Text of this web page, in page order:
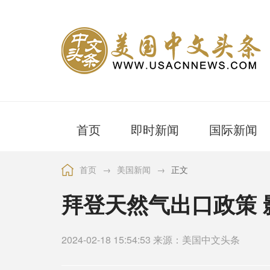
首页 即时新闻 国际新闻
首页 → 美国新闻 → 正文
拜登天然气出口政策
2024-02-18 15:54:53 来源：美国中文头条